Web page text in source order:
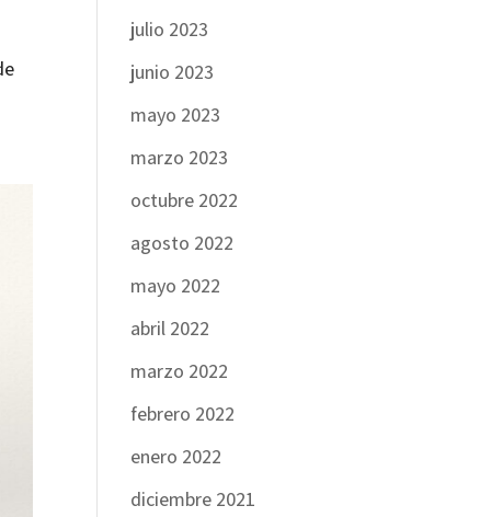
julio 2023
junio 2023
mayo 2023
marzo 2023
octubre 2022
agosto 2022
mayo 2022
abril 2022
marzo 2022
febrero 2022
enero 2022
diciembre 2021